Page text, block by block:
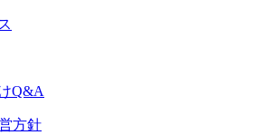
Q&A
方針